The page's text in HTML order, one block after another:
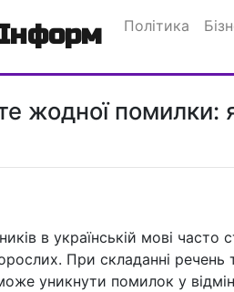
Політика
жодної помилки:
в українській мові
При складанні
уникнути помилок у